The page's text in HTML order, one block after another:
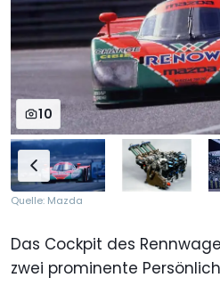
10
Quelle: Mazda
Das Cockpit des
zwei prominente